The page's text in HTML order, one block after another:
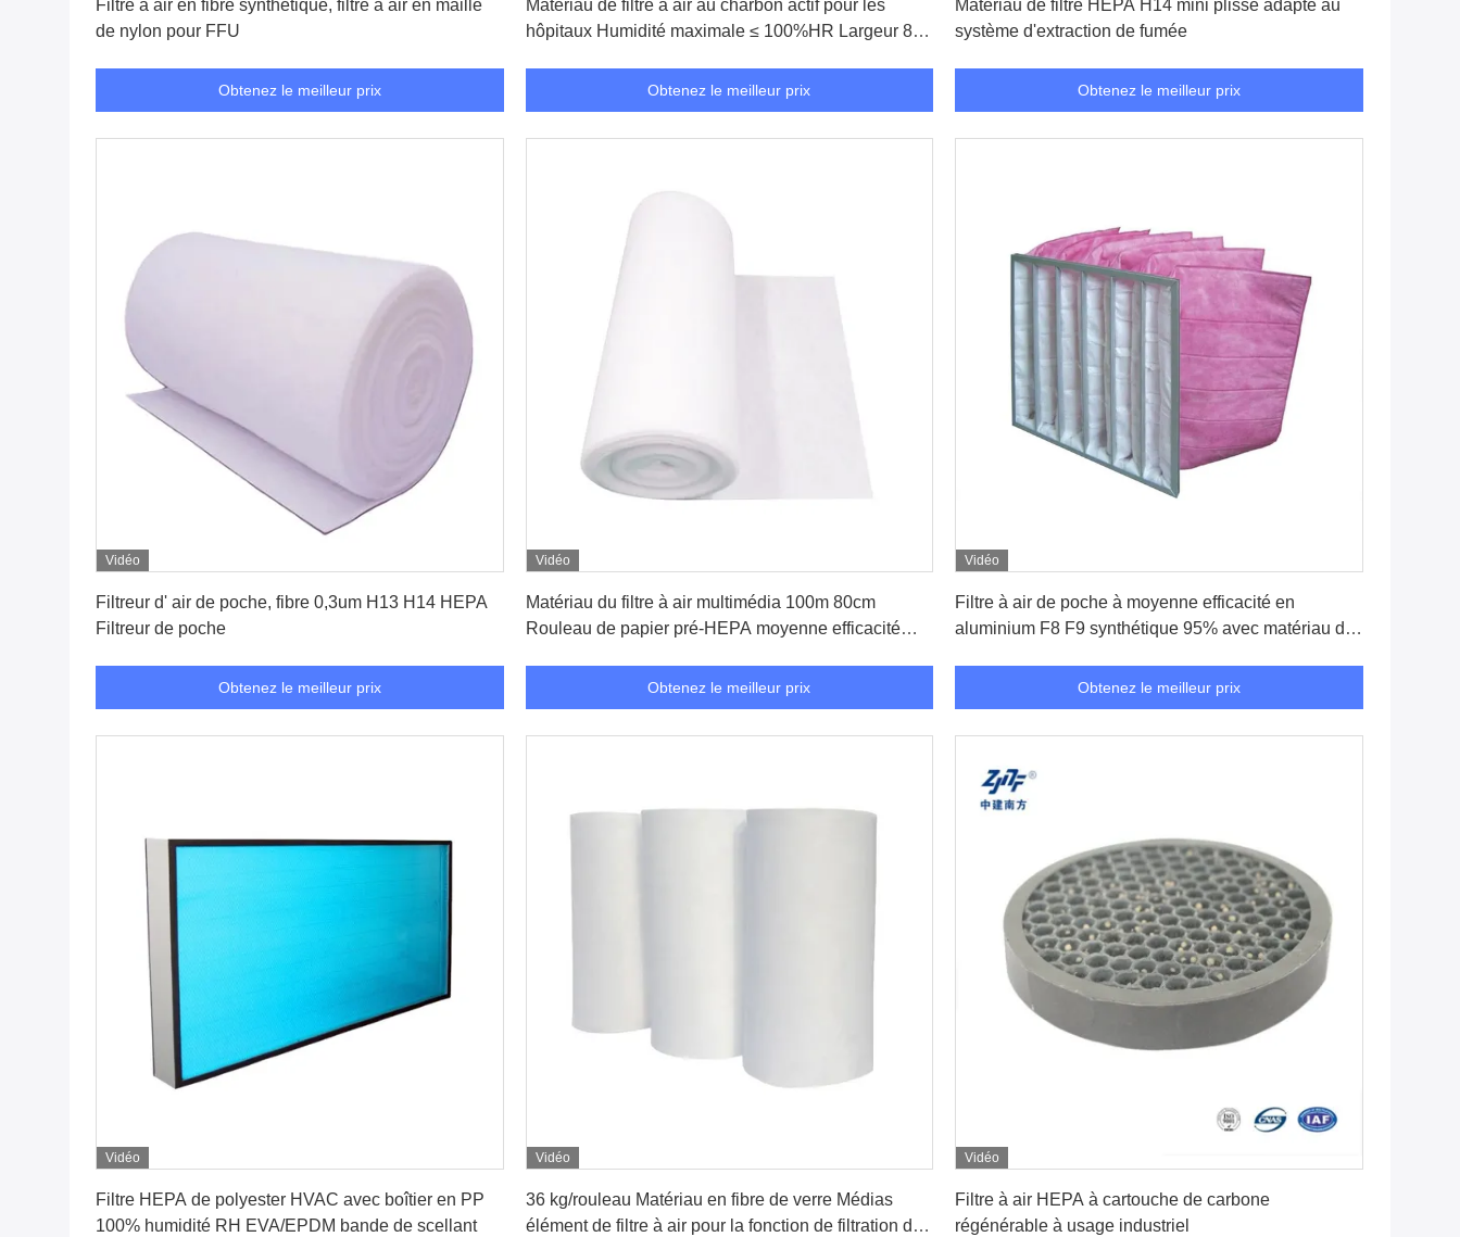
Filtre à air en fibre synthétique, filtre à air en maille
de nylon pour FFU
Obtenez le meilleur prix
Matériau de filtre à air au charbon actif pour les
hôpitaux Humidité maximale ≤ 100%HR Largeur 80
Obtenez le meilleur prix
Matériau de filtre HEPA H14 mini plissé adapté au
système d'extraction de fumée
Obtenez le meilleur prix
Vidéo
Filtreur d' air de poche, fibre 0,3um H13 H14 HEPA
Filtreur de poche
Obtenez le meilleur prix
Vidéo
Matériau du filtre à air multimédia 100m 80cm
Rouleau de papier pré-HEPA moyenne efficacité
Obtenez le meilleur prix
Vidéo
Filtre à air de poche à moyenne efficacité en
aluminium F8 F9 synthétique 95% avec matériau de
Obtenez le meilleur prix
Vidéo
Filtre HEPA de polyester HVAC avec boîtier en PP
100% humidité RH EVA/EPDM bande de scellant
Vidéo
36 kg/rouleau Matériau en fibre de verre Médias
élément de filtre à air pour la fonction de filtration de
Vidéo
Filtre à air HEPA à cartouche de carbone
régénérable à usage industriel